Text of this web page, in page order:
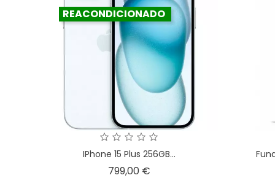
REACONDICIONADO
IPhone 15 Plus 256GB...
799,00 €Precio